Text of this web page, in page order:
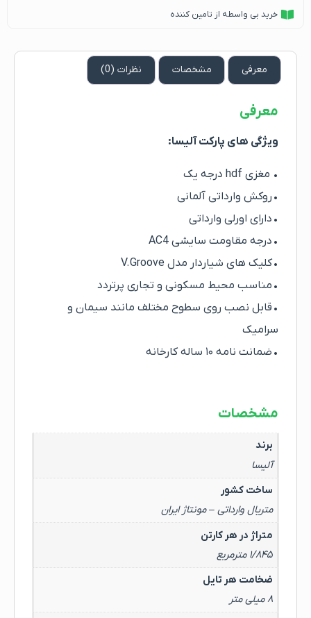
خرید بی واسطه از تامین کننده
معرفی مشخصات نظرات (0)
معرفی
ویژگی های پارکت آلیسا:
• مغزی hdf درجه یک
• روکش وارداتی آلمانی
• دارای اورلی وارداتی
• درجه مقاومت سایشی AC4
• کلیک های شیاردار مدل V.Groove
• مناسب محیط مسکونی و تجاری پرتردد
• قابل نصب روی سطوح مختلف مانند سیمان و
سرامیک
• ضمانت نامه ۱۰ ساله کارخانه
مشخصات
برند
آلیسا
ساخت کشور
متریال وارداتی – مونتاژ ایران
متراژ در هر کارتن
۱/۸۴۵ مترمربع
ضخامت هر تایل
۸ میلی متر